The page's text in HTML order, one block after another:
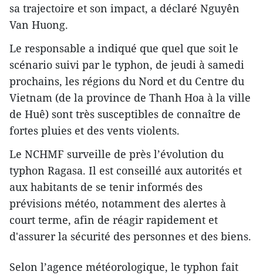
sa trajectoire et son impact, a déclaré Nguyên
Van Huong.
Le responsable a indiqué que quel que soit le
scénario suivi par le typhon, de jeudi à samedi
prochains, les régions du Nord et du Centre du
Vietnam (de la province de Thanh Hoa à la ville
de Huê) sont très susceptibles de connaître de
fortes pluies et des vents violents.
Le NCHMF surveille de près l’évolution du
typhon Ragasa. Il est conseillé aux autorités et
aux habitants de se tenir informés des
prévisions météo, notamment des alertes à
court terme, afin de réagir rapidement et
d'assurer la sécurité des personnes et des biens.
Selon l’agence météorologique, le typhon fait